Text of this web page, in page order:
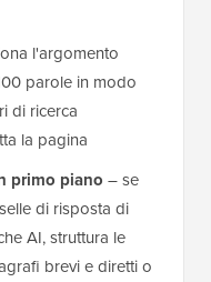
l'argomento
parole in modo
di ricerca
la pagina
primo piano – se
di risposta di
AI, struttura le
brevi e diretti o